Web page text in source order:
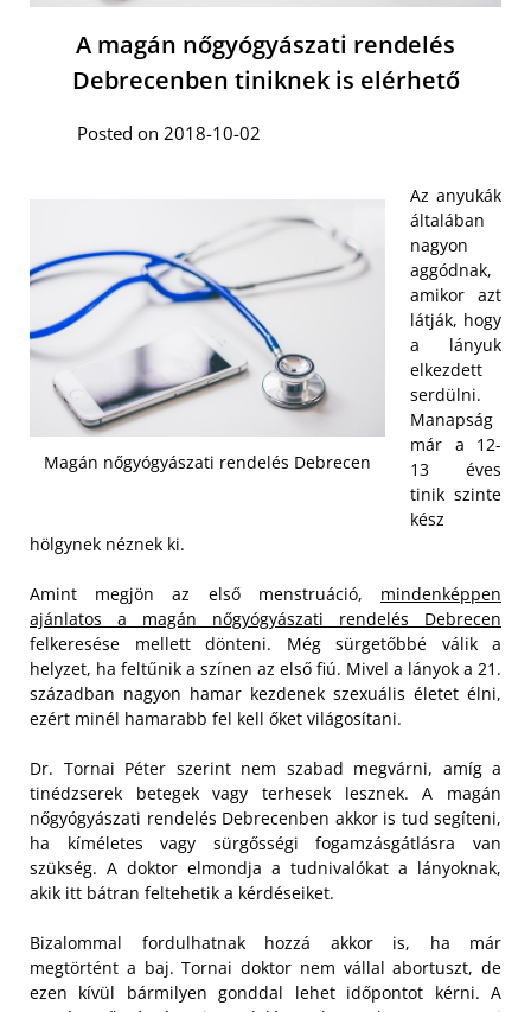
A magán nőgyógyászati rendelés
Debrecenben tiniknek is elérhető
Posted on 2018-10-02
Magán nőgyógyászati rendelés Debrecen
Az anyukák
általában
nagyon
aggódnak,
amikor azt
látják, hogy
a lányuk
elkezdett
serdülni.
Manapság
már a 12-
13 éves
tinik szinte
kész
hölgynek néznek ki.
Amint megjön az első menstruáció, mindenképpen
ajánlatos a magán nőgyógyászati rendelés Debrecen
felkeresése mellett dönteni. Még sürgetőbbé válik a
helyzet, ha feltűnik a színen az első fiú. Mivel a lányok a 21.
században nagyon hamar kezdenek szexuális életet élni,
ezért minél hamarabb fel kell őket világosítani.
Dr. Tornai Péter szerint nem szabad megvárni, amíg a
tinédzserek betegek vagy terhesek lesznek. A magán
nőgyógyászati rendelés Debrecenben akkor is tud segíteni,
ha kíméletes vagy sürgősségi fogamzásgátlásra van
szükség. A doktor elmondja a tudnivalókat a lányoknak,
akik itt bátran feltehetik a kérdéseiket.
Bizalommal fordulhatnak hozzá akkor is, ha már
megtörtént a baj. Tornai doktor nem vállal abortuszt, de
ezen kívül bármilyen gonddal lehet időpontot kérni. A